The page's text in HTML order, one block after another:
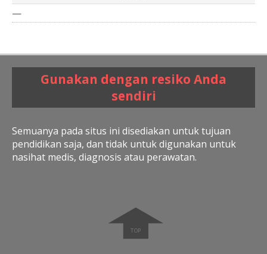
—
Gunakan dengan resiko Anda
sendiri
Semuanya pada situs ini disediakan untuk tujuan
pendidikan saja, dan tidak untuk digunakan untuk
nasihat medis, diagnosis atau perawatan.
➧